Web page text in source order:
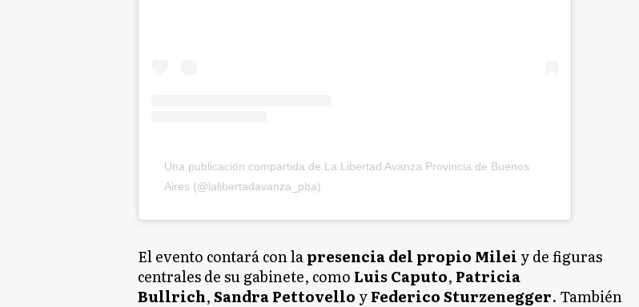
Una publicación compartida de La Libertad Avanza Provincia de Buenos
Aires (@lalibertadavanza_pba)
El evento contará con lapresencia del propio Milei y de figuras
centrales de su gabinete, como Luis Caputo, Patricia
Bullrich,Sandra Pettovello yFederico Sturzenegger. También